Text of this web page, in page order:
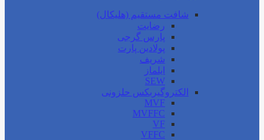
شافت مستقیم (هلیکال)
رضایت
پارس گرجی
پولادین پارت
شریف
ایلماز
SEW
الکتروگیربکس حلزونی
MVF
MVFFC
VF
VFFC